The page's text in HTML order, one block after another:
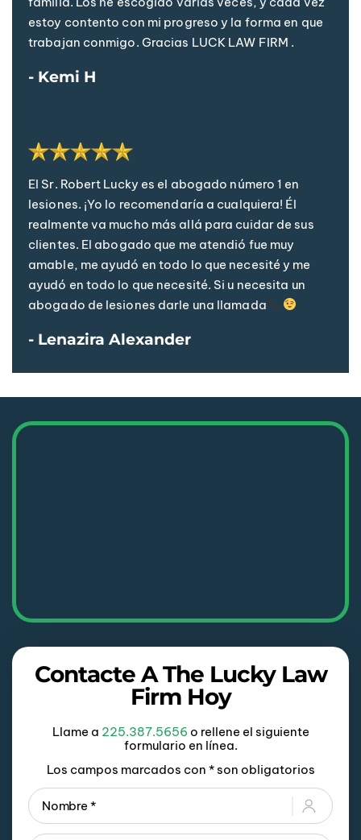
estoy contento con mi progreso y la forma en que
trabajan conmigo. Gracias LUCK LAW FIRM .
- Kemi H
El Sr. Robert Lucky es el abogado número 1 en
lesiones. ¡Yo lo recomendaría a cualquiera! Él
realmente va mucho más allá para cuidar de sus
clientes. El abogado que me atendió fue muy
amable, me ayudó en todo lo que necesité y me
ayudó en todo lo que necesité. Si u necesita un
abogado de lesiones darle una llamada
- Lenazira Alexander
Contacte A The Lucky Law
Firm Hoy
Llame a 225.387.5656 o rellene el siguiente
formulario en línea.
Los campos marcados con * son obligatorios